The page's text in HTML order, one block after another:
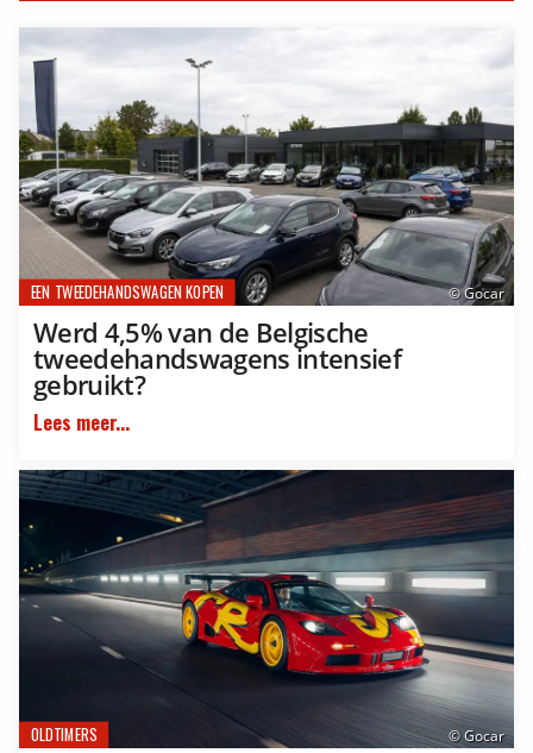
© Gocar
EEN TWEEDEHANDSWAGEN KOPEN
Werd 4,5% van de Belgische
tweedehandswagens intensief
gebruikt?
Lees meer...
© Gocar
OLDTIMERS